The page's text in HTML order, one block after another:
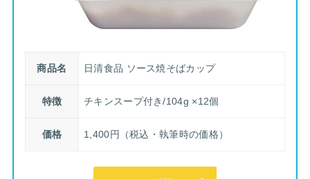
商品名 日清食品 ソース焼そばカップ
特徴 チキンスープ付き/104g ×12個
価格 1,400円（税込・執筆時の価格）